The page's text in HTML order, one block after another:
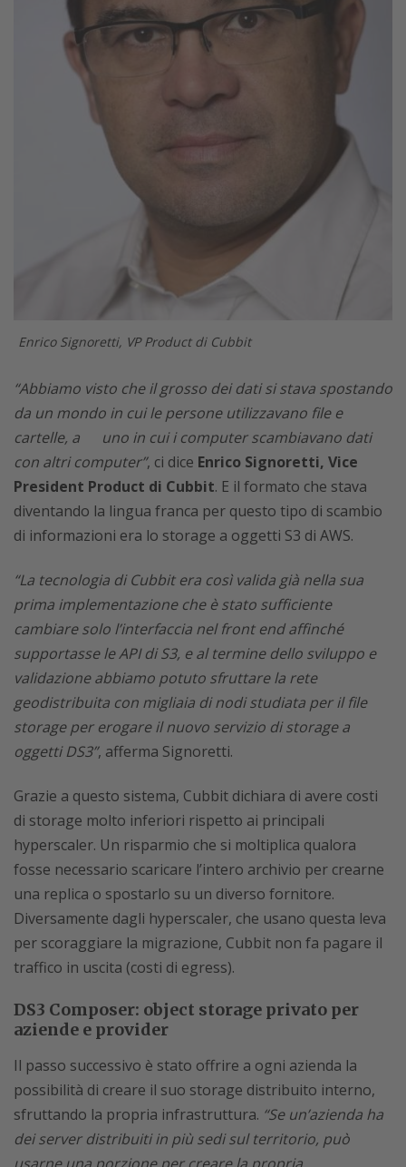
Enrico Signoretti, VP Product di Cubbit
“Abbiamo visto che il grosso dei dati si stava spostando
da un mondo in cui le persone utilizzavano file e
cartelle, a
uno in cui i computer scambiavano dati
con altri computer”, ci dice Enrico Signoretti, Vice
President Product di Cubbit. E il formato che stava
diventando la lingua franca per questo tipo di scambio
di informazioni era lo storage a oggetti S3 di AWS.
“La tecnologia di Cubbit era così valida già nella sua
prima implementazione che è stato sufficiente
cambiare solo l’interfaccia nel front end affinché
supportasse le API di S3, e al termine dello sviluppo e
validazione abbiamo potuto sfruttare la rete
geodistribuita con migliaia di nodi studiata per il file
storage per erogare il nuovo servizio di storage a
oggetti DS3”, afferma Signoretti.
Grazie a questo sistema, Cubbit dichiara di avere costi
di storage molto inferiori rispetto ai principali
hyperscaler. Un risparmio che si moltiplica qualora
fosse necessario scaricare l’intero archivio per crearne
una replica o spostarlo su un diverso fornitore.
Diversamente dagli hyperscaler, che usano questa leva
per scoraggiare la migrazione, Cubbit non fa pagare il
traffico in uscita (costi di egress).
DS3 Composer: object storage privato per
aziende e provider
Il passo successivo è stato offrire a ogni azienda la
possibilità di creare il suo storage distribuito interno,
sfruttando la propria infrastruttura. “Se un’azienda ha
dei server distribuiti in più sedi sul territorio, può